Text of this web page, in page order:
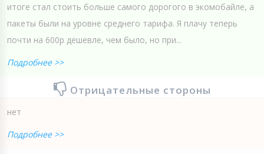
итоге стал стоить больше самого дорогого в экомобайле, а
пакеты были на уровне среднего тарифа. Я плачу теперь
почти на 600р дешевле, чем было, но при...
Подробнее >>
Отрицательные стороны
нет
Подробнее >>